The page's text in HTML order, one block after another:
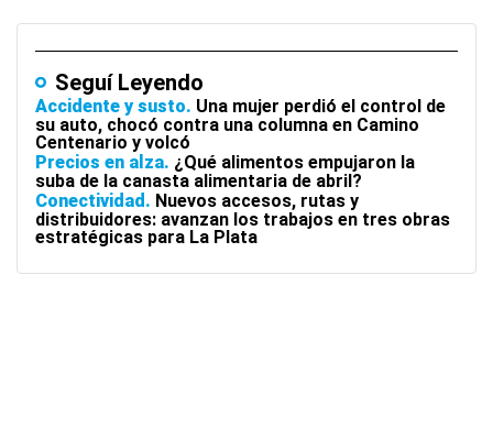
Seguí Leyendo
Accidente y susto Una mujer perdió el control de
su auto, chocó contra una columna en Camino
Centenario y volcó
Precios en alza ¿Qué alimentos empujaron la
suba de la canasta alimentaria de abril?
Conectividad
Nuevos accesos, rutas y
distribuidores: avanzan los trabajos en tres obras
estratégicas para La Plata